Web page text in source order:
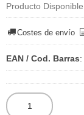
Producto Disponible
Costes de envío
EAN / Cod. Barras: